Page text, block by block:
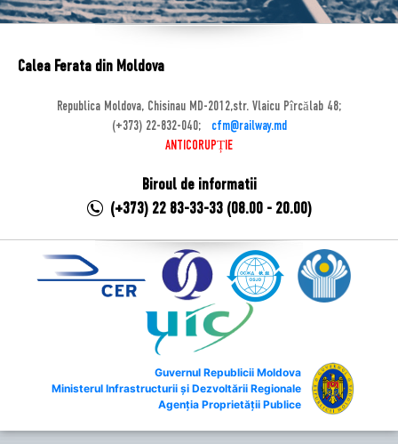
Calea Ferata din Moldova
Republica Moldova, Chisinau MD-2012,str. Vlaicu Pîrcălab 48;
(+373) 22-832-040;
cfm@railway.md
ANTICORUPȚIE
Biroul de informatii
(+373) 22 83-33-33 (08.00 - 20.00)
Guvernul Republicii Moldova
Ministerul Infrastructurii și Dezvoltării Regionale
Agenția Proprietății Publice